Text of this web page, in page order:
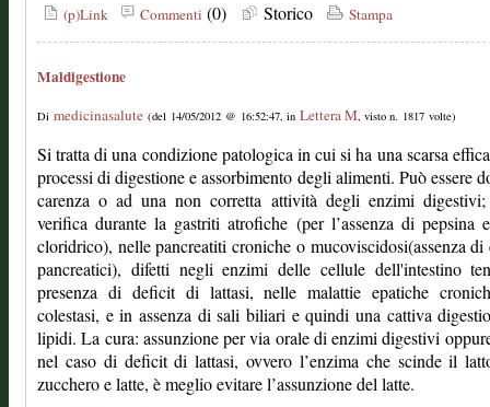
(p)Link Commenti (0) Storico Stampa
Maldigestione
Di medicinasalute (del 14/05/2012 @ 16:52:47, in Lettera M, visto n. 1817 volte)
Si tratta di una condizione patologica in cui si ha una scarsa
processi di digestione e assorbimento degli alimenti. Può essere
carenza o ad una non corretta attività degli enzimi
verifica durante la gastriti atrofiche (per l’assenza di pepsina
cloridrico), nelle pancreatiti croniche o mucoviscidosi(assenza di
pancreatici), difetti negli enzimi delle cellule dell'intestino
presenza di deficit di lattasi, nelle malattie epatiche
colestasi, e in assenza di sali biliari e quindi una cattiva
lipidi. La cura: assunzione per via orale di enzimi digestivi
nel caso di deficit di lattasi, ovvero l’enzima che scinde il
zucchero e latte, è meglio evitare l’assunzione del latte.